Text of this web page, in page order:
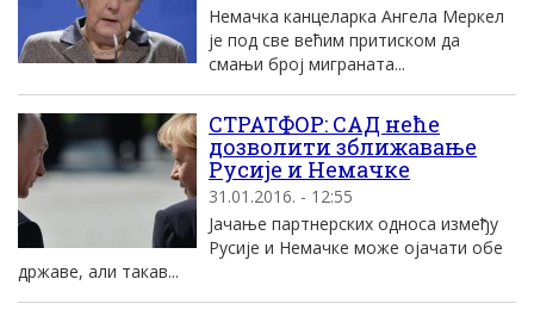
Немачка канцеларка Aнгела Mеркел
jе под све већим притиском да
смањи броj миграната...
СТРАТФОР: САД неће
дозволити зближавање
Русије и Немачке
31.01.2016. - 12:55
Јачање партнерских односа између
Русије и Немачке може ојачати обе
државе, али такав...